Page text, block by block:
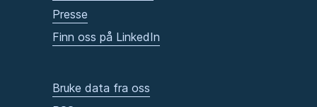
Presse
Finn oss på LinkedIn
Bruke data fra oss